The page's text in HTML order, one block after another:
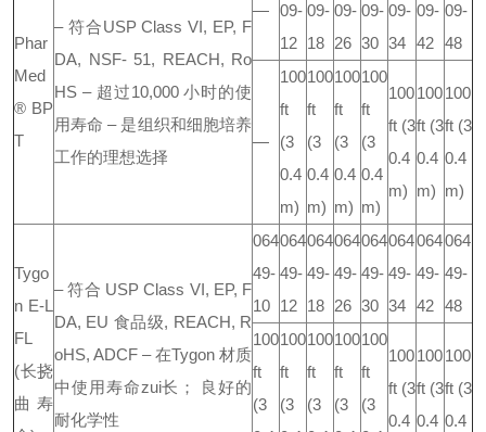
Phar
Med
® BP
T
– 符合USP Class VI, EP, F
DA, NSF- 51, REACH, Ro
HS – 超过10,000 小时的使
用寿命 – 是组织和细胞培养
工作的理想选择
— 09-
12
09-
18
09-
26
09-
30
09-
34
09-
42
09-
48
—
100
ft
(3
0.4
m)
100
ft
(3
0.4
m)
100
ft
(3
0.4
m)
100
ft
(3
0.4
m)
100
ft (3
0.4
m)
100
ft (3
0.4
m)
100
ft (3
0.4
m)
Tygo
n E-L
FL
(长挠
曲寿
– 符合 USP Class VI, EP, F
DA, EU 食品级, REACH, R
oHS, ADCF – 在Tygon 材质
中使用寿命zui长； 良好的
耐化学性
064
49-
10
064
49-
12
064
49-
18
064
49-
26
064
49-
30
064
49-
34
064
49-
42
064
49-
48
100
ft
(3
100
ft
(3
100
ft
(3
100
ft
(3
100
ft
(3
100
ft (3
0.4
100
ft (3
0.4
100
ft (3
0.4